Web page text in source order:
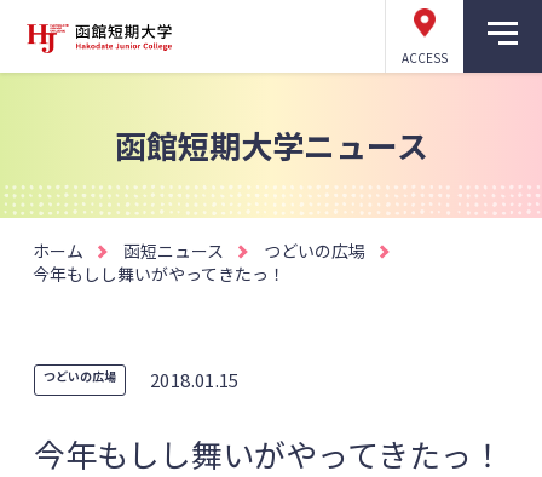
ACCESS
函館短期大学ニュース
ホーム 函短ニュース
つどいの広場
今年もしし舞いがやってきたっ！
つどいの広場 2018.01.15
今年もしし舞いがやってきたっ！